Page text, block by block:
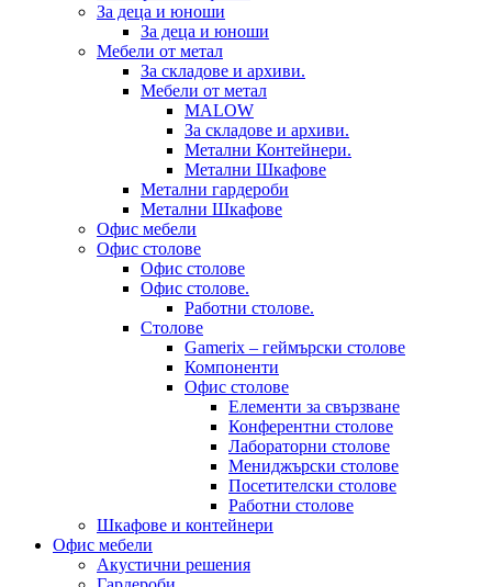
За деца и юноши
За деца и юноши
Мебели от метал
За складове и архиви.
Мебели от метал
MALOW
За складове и архиви.
Метални Контейнери.
Метални Шкафове
Метални гардероби
Метални Шкафове
Офис мебели
Офис столове
Офис столове
Офис столове.
Работни столове.
Столове
Gamerix – геймърски столове
Компоненти
Офис столове
Елементи за свързване
Конферентни столове
Лабораторни столове
Мениджърски столове
Посетителски столове
Работни столове
Шкафове и контейнери
Офис мебели
Акустични решения